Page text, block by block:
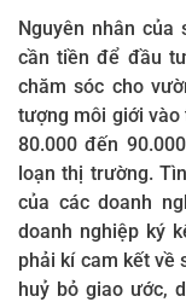
Nguyên nhân
cần tiền để đầu
chăm sóc cho
tượng môi giới
80.000 đến
loạn thị trường.
của các doanh
doanh nghiệp ký
phải kí cam kết về
huỷ bỏ giao ước,